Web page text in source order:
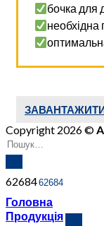
бочка для
необхідна
Copyright 2026 ©
62684
Головна
Продукція